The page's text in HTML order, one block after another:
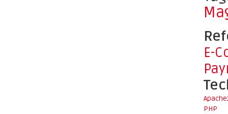
E-
PHP